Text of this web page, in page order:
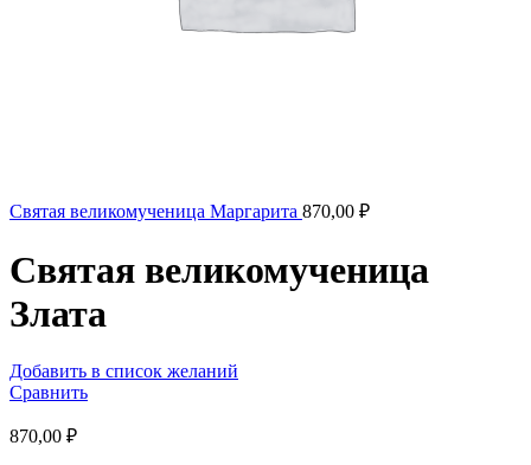
Святая великомученица Маргарита 870,00 ₽
Святая великомученица
Злата
Добавить в список желаний
Сравнить
870,00 ₽